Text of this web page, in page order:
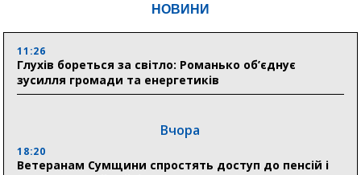
НОВИНИ
11:26
Глухів бореться за світло: Романько об’єднує
зусилля громади та енергетиків
Вчора
18:20
Ветеранам Сумщини спростять доступ до пенсій і